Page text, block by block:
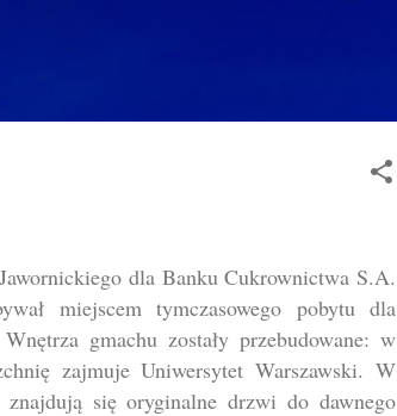
dla Banku Cukrownictwa S.A.
miejscem tymczasowego pobytu dla
gmachu zostały przebudowane: w
zajmuje Uniwersytet Warszawski. W
się oryginalne drzwi do dawnego